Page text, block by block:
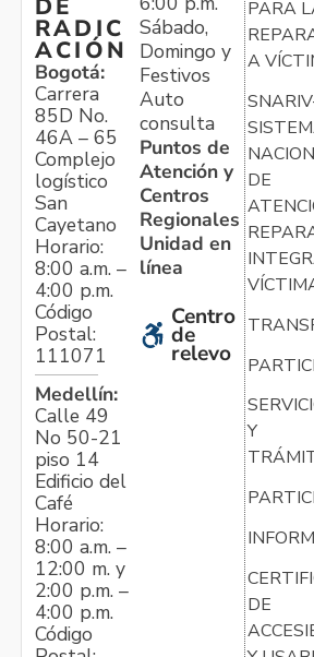
DE
RADIC
ACIÓN
Bogotá:
Carrera
85D No.
46A – 65
Complejo
logístico
San
Cayetano
Horario:
8:00 a.m. –
4:00 p.m.
Código
Postal:
111071
Medellín:
Calle 49
No 50-21
piso 14
Edificio del
Café
Horario:
8:00 a.m. –
12:00 m. y
2:00 p.m. –
4:00 p.m.
Código
Sábado,
Domingo y
Festivos
Auto
consulta
Puntos de
Atención y
Centros
Regionales
Unidad en
línea
Centro
de
relevo
PARA
A
DE
Y
DE